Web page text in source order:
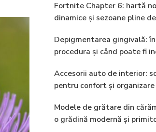
Fortnite Chapter 6: hartă
dinamice și sezoane pline
Depigmentarea gingivală:
procedura și când poate fi
Accesorii auto de interior:
pentru confort și organizare
Modele de grătare din
o grădină modernă și